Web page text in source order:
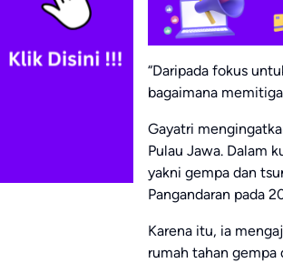
“Daripada fokus
bagaimana
Gayatri
Pulau Jawa. Dalam
yakni gempa dan
Pangandaran pada
Karena itu, ia
rumah tahan gempa